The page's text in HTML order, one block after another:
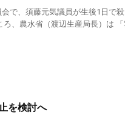
で、須藤元気議員が生後1日で
、農水省（渡辺生産局長）は 「
を検討へ